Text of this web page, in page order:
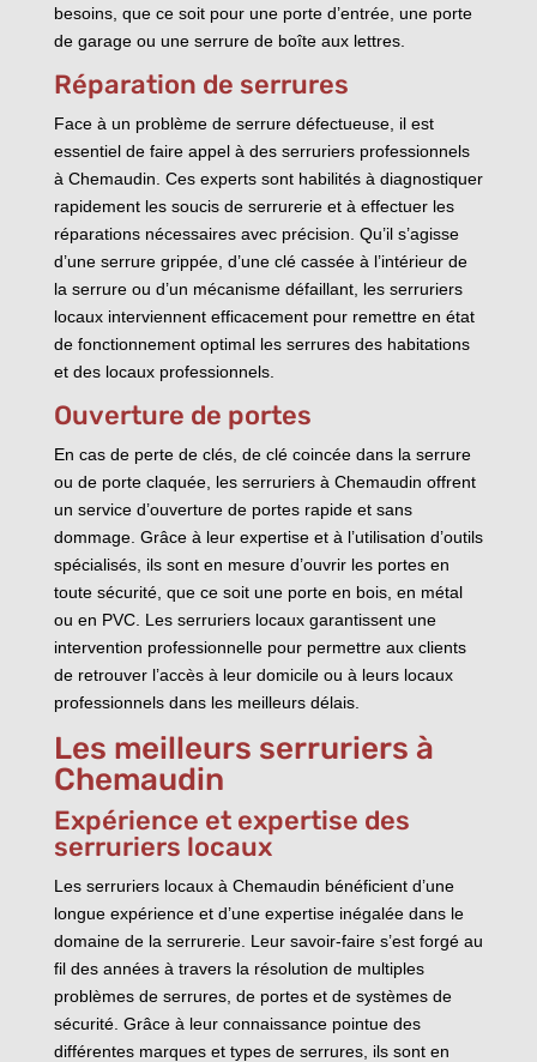
besoins, que ce soit pour une porte d’entrée, une porte
de garage ou une serrure de boîte aux lettres.
Réparation de serrures
Face à un problème de serrure défectueuse, il est
essentiel de faire appel à des serruriers professionnels
à Chemaudin. Ces experts sont habilités à diagnostiquer
rapidement les soucis de serrurerie et à effectuer les
réparations nécessaires avec précision. Qu’il s’agisse
d’une serrure grippée, d’une clé cassée à l’intérieur de
la serrure ou d’un mécanisme défaillant, les serruriers
locaux interviennent efficacement pour remettre en état
de fonctionnement optimal les serrures des habitations
et des locaux professionnels.
Ouverture de portes
En cas de perte de clés, de clé coincée dans la serrure
ou de porte claquée, les serruriers à Chemaudin offrent
un service d’ouverture de portes rapide et sans
dommage. Grâce à leur expertise et à l’utilisation d’outils
spécialisés, ils sont en mesure d’ouvrir les portes en
toute sécurité, que ce soit une porte en bois, en métal
ou en PVC. Les serruriers locaux garantissent une
intervention professionnelle pour permettre aux clients
de retrouver l’accès à leur domicile ou à leurs locaux
professionnels dans les meilleurs délais.
Les meilleurs serruriers à
Chemaudin
Expérience et expertise des
serruriers locaux
Les serruriers locaux à Chemaudin bénéficient d’une
longue expérience et d’une expertise inégalée dans le
domaine de la serrurerie. Leur savoir-faire s’est forgé au
fil des années à travers la résolution de multiples
problèmes de serrures, de portes et de systèmes de
sécurité. Grâce à leur connaissance pointue des
différentes marques et types de serrures, ils sont en